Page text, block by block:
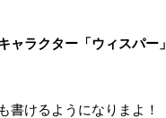
ャラクター「ウィスパー」
書けるようになりまよ！